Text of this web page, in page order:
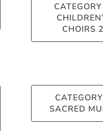
CHOIRS 2
SACRED